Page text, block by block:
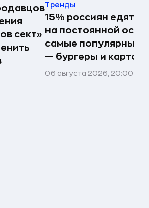
сект»
Тренды
15% россиян едят
на постоянной
самые популярные
— бургеры и
06 августа 2026, 20:00